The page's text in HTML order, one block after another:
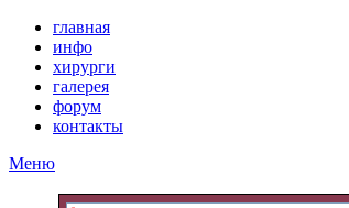
главная
инфо
хирурги
галерея
форум
контакты
Меню